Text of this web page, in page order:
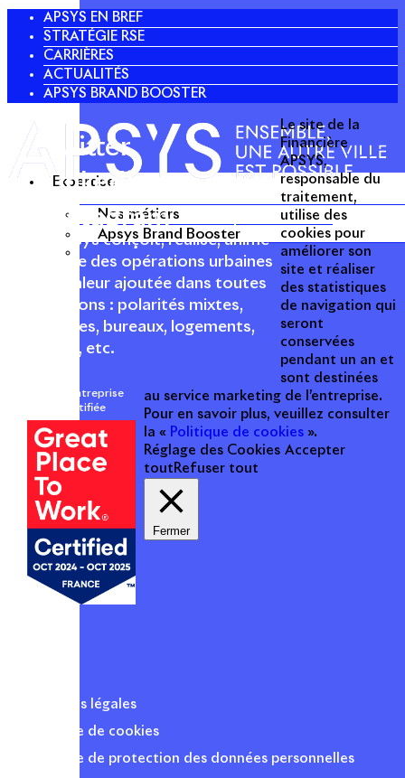
Expertise
Nos métiers
Apsys Brand Booster
APSYS EN BREF
STRATÉGIE RSE
CARRIÈRES
ACTUALITÉS
APSYS BRAND BOOSTER
Acteur passionné de la ville depuis
1996, Apsys conçoit, réalise, anime
et valorise des opérations urbaines
à forte valeur ajoutée dans toutes
les fonctions : polarités mixtes,
commerces, bureaux, logements,
hôtellerie, etc.
Une entreprise
certifiée
Mentions légales
Politique de cookies
Politique de protection des données personnelles
Twitter
Linkedin
Instagram
Le site de la
Financière
APSYS,
responsable du
traitement,
utilise des
cookies pour
améliorer son
site et réaliser
des statistiques
de navigation qui
seront
conservées
pendant un an et
sont destinées
au service marketing de l’entreprise.
Pour en savoir plus, veuillez consulter
la « Politique de cookies ».
Réglage des Cookies Accepter
tout Refuser tout
Fermer